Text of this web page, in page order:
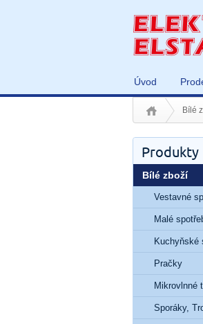
Úvod
Bílé
Produkty
Bílé zboží
Vestavné
Malé
Kuchyňské
Pračky
Mikrovlnné
Sporáky,